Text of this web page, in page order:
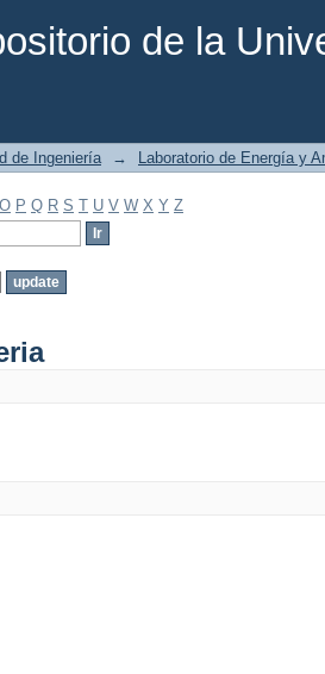
de la
de Ingeniería → Laboratorio de Energía y
O P Q R S T U V W X Y Z